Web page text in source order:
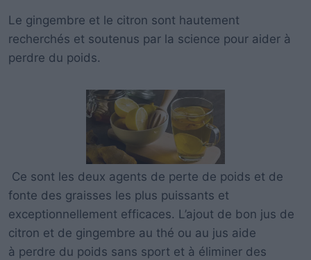
Le gingembre et le citron sont hautement
recherchés et soutenus par la science pour aider à
perdre du poids.
Ce sont les deux agents de perte de poids et de
fonte des graisses les plus puissants et
exceptionnellement efficaces. L’ajout de bon jus de
citron et de gingembre au thé ou au jus aide
à perdre du poids sans sport et à éliminer des